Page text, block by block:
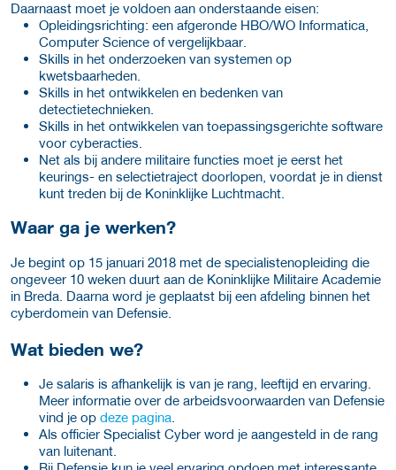
Daarnaast moet je voldoen aan onderstaande eisen:
Opleidingsrichting: een afgeronde HBO/WO Informatica,
Computer Science of vergelijkbaar.
Skills in het onderzoeken van systemen op
kwetsbaarheden.
Skills in het ontwikkelen en bedenken van
detectietechnieken.
Skills in het ontwikkelen van toepassingsgerichte software
voor cyberacties.
Net als bij andere militaire functies moet je eerst het
keurings- en selectietraject doorlopen, voordat je in dienst
kunt treden bij de Koninklijke Luchtmacht.
Waar ga je werken?
Je begint op 15 januari 2018 met de specialistenopleiding die
ongeveer 10 weken duurt aan de Koninklijke Militaire Academie
in Breda. Daarna word je geplaatst bij een afdeling binnen het
cyberdomein van Defensie.
Wat bieden we?
Je salaris is afhankelijk is van je rang, leeftijd en ervaring.
Meer informatie over de arbeidsvoorwaarden van Defensie
vind je op deze pagina
Als officier Specialist Cyber word je aangesteld in de rang
van luitenant.